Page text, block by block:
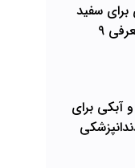
برای سفید
کردن دندان ها + (معرفی 9
نرم و آبکی برای